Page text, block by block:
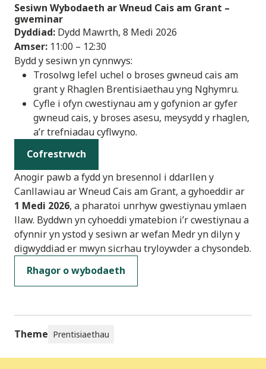
Sesiwn Wybodaeth ar Wneud Cais am Grant –
gweminar
Dyddiad: Dydd Mawrth, 8 Medi 2026
Amser: 11:00 – 12:30
Bydd y sesiwn yn cynnwys:
Trosolwg lefel uchel o broses gwneud cais am
grant y Rhaglen Brentisiaethau yng Nghymru.
Cyfle i ofyn cwestiynau am y gofynion ar gyfer
gwneud cais, y broses asesu, meysydd y rhaglen,
a’r trefniadau cyflwyno.
Cofrestrwch
Anogir pawb a fydd yn bresennol i ddarllen y
Canllawiau ar Wneud Cais am Grant, a gyhoeddir ar
1 Medi 2026, a pharatoi unrhyw gwestiynau ymlaen
llaw. Byddwn yn cyhoeddi ymatebion i’r cwestiynau a
ofynnir yn ystod y sesiwn ar wefan Medr yn dilyn y
digwyddiad er mwyn sicrhau tryloywder a chysondeb.
Rhagor o wybodaeth
Theme Prentisiaethau